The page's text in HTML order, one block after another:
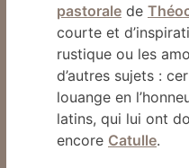
pastorale de
courte et
rustique ou les
d’autres sujets :
louange en
latins, qui lui ont
encore Catulle.